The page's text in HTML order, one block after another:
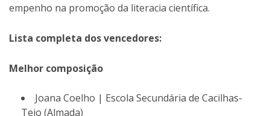
empenho na promoção da literacia científica.
Lista completa dos vencedores:
Melhor composição
Joana Coelho | Escola Secundária de Cacilhas-
Tejo (Almada)